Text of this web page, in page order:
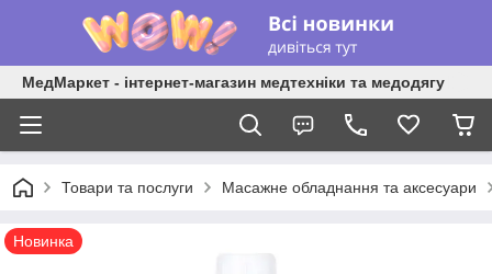
МедМаркет - інтернет-магазин медтехніки та медодягу
Товари та послуги Масажне обладнання та аксесуари
Новинка